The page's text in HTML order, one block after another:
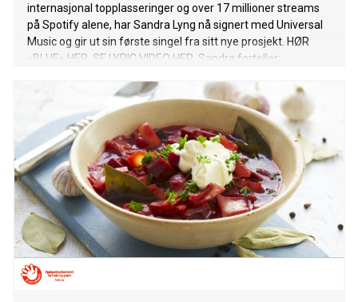
internasjonal topplasseringer og over 17 millioner streams
på Spotify alene, har Sandra Lyng nå signert med Universal
Music og gir ut sin første singel fra sitt nye prosjekt. HØR
«BLUE» HER. SE LYRIC VIDEO HER. Sandra forteller:
ofte alene og livet var ikke enkelt. Men denne sangen fikk
meg til å smile og danse for meg selv. Blue (dabadi) var en
partylåt, men for meg lå det noe i det ordet "BLUE".
Blåmandag, Blues, BLÅTT - vondt og vakkert. Jeg ville bruke
referanser fra den låta i denne sangen som en "throwback",
en påminnelse til det året livet var tøft men ble bedre! Dette
er en låt som betyr veldig mye for meg og jeg håper den kan
være med på å gi håp, en god følelse eller bare en
påminnelse om at du aldri må gi opp. Fortsett med det du
liker å gjøre og stol på magefølelsen din! Vær stolt av den du
er, stol på de